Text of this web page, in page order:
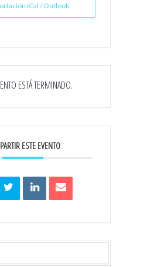
iCal / Outlook
ESTÁ TERMINADO.
ESTE EVENTO